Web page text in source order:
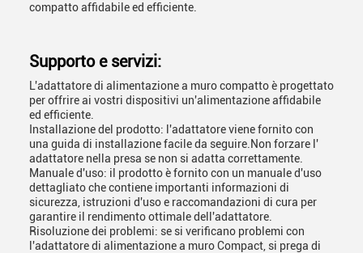
compatto affidabile ed efficiente.
Supporto e servizi:
L'adattatore di alimentazione a muro compatto è progettato
per offrire ai vostri dispositivi un'alimentazione affidabile
ed efficiente.
Installazione del prodotto: l'adattatore viene fornito con
una guida di installazione facile da seguire.Non forzare l'
adattatore nella presa se non si adatta correttamente.
Manuale d'uso: il prodotto è fornito con un manuale d'uso
dettagliato che contiene importanti informazioni di
sicurezza, istruzioni d'uso e raccomandazioni di cura per
garantire il rendimento ottimale dell'adattatore.
Risoluzione dei problemi: se si verificano problemi con
l'adattatore di alimentazione a muro Compact, si prega di